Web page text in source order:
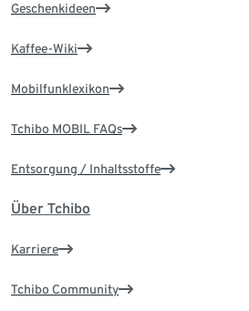
Geschenkideen
Kaffee-Wiki
Mobilfunklexikon
Tchibo MOBIL FAQs
Entsorgung / Inhaltsstoffe
Über Tchibo
Karriere
Tchibo Community